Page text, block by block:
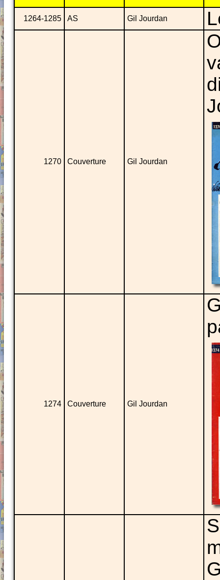
1264-1285 AS Gil Jourdan
1270 Couverture Gil Jourdan
1274 Couverture Gil Jourdan